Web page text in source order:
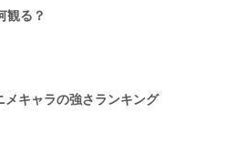
観る？
メキャラの強さランキング